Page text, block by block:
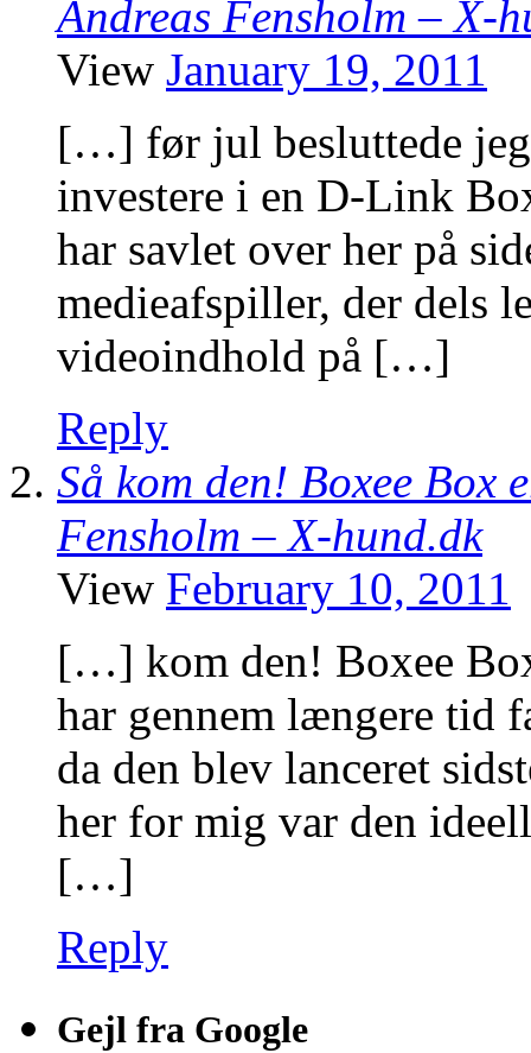
Andreas Fensholm – X-
View January 19, 2011
[…] før jul besluttede
investere i en D-Link
har savlet over her på
medieafspiller, der dels
videoindhold på […]
Reply
Så kom den! Boxee Box
Fensholm – X-hund.dk
View February 10, 2011
[…] kom den! Boxee
har gennem længere tid
da den blev lanceret
her for mig var den
[…]
Reply
Gejl fra Google